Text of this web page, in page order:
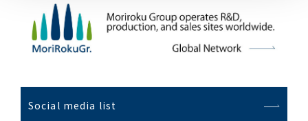
Social media list